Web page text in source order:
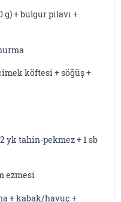
g) + bulgur pilavı +
köftesi + söğüş +
yk tahin-pekmez + 1 sb
ezmesi
+ kabak/havuç +